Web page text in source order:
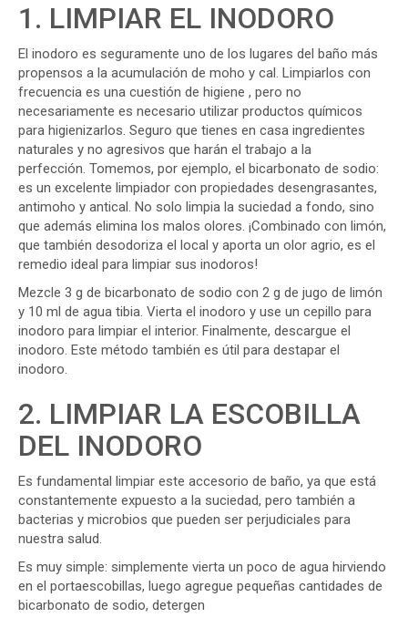
1. LIMPIAR EL INODORO
El inodoro es seguramente uno de los lugares del baño más
propensos a la acumulación de moho y cal. Limpiarlos con
frecuencia es una cuestión de higiene , pero no
necesariamente es necesario utilizar productos químicos
para higienizarlos. Seguro que tienes en casa ingredientes
naturales y no agresivos que harán el trabajo a la
perfección. Tomemos, por ejemplo, el bicarbonato de sodio:
es un excelente limpiador con propiedades desengrasantes,
antimoho y antical. No solo limpia la suciedad a fondo, sino
que además elimina los malos olores. ¡Combinado con limón,
que también desodoriza el local y aporta un olor agrio, es el
remedio ideal para limpiar sus inodoros!
Mezcle 3 g de bicarbonato de sodio con 2 g de jugo de limón
y 10 ml de agua tibia. Vierta el inodoro y use un cepillo para
inodoro para limpiar el interior. Finalmente, descargue el
inodoro. Este método también es útil para destapar el
inodoro.
2. LIMPIAR LA ESCOBILLA
DEL INODORO
Es fundamental limpiar este accesorio de baño, ya que está
constantemente expuesto a la suciedad, pero también a
bacterias y microbios que pueden ser perjudiciales para
nuestra salud.
Es muy simple: simplemente vierta un poco de agua hirviendo
en el portaescobillas, luego agregue pequeñas cantidades de
bicarbonato de sodio, detergen